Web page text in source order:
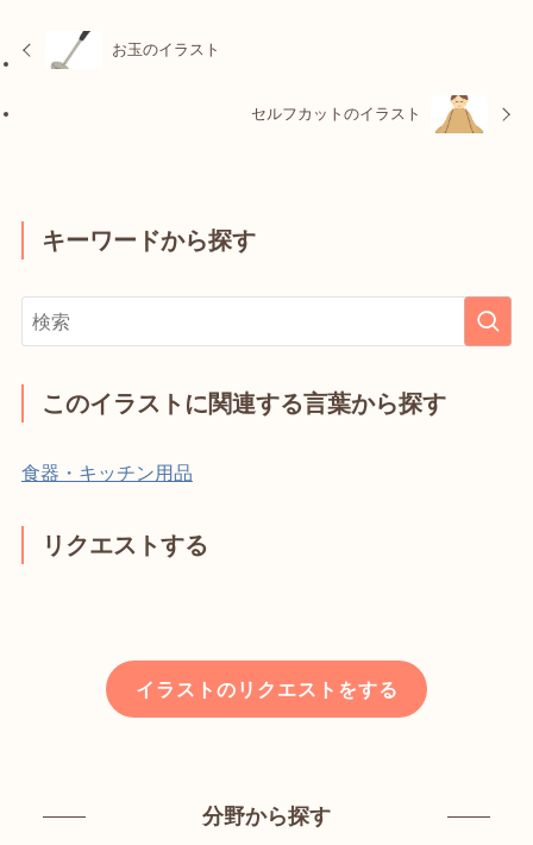
お玉のイラスト
セルフカットのイラスト
キーワードから探す
このイラストに関連する言葉から探す
食器・キッチン用品
リクエストする
イラストのリクエストをする
分野から探す